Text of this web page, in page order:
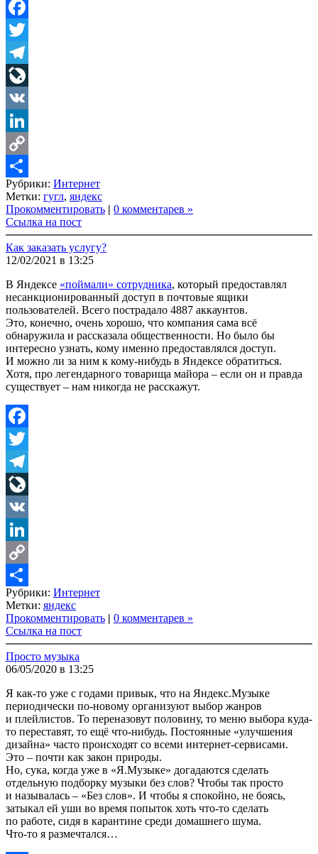
Facebook
Twitter
Telegram
LiveJournal
VK
LinkedIn
Copy
Link
Share
Рубрики: Интернет
Метки: гугл, яндекс
Прокомментировать | 0 комментарев »
Ссылка на пост
Как заказать услугу?
12/02/2021 в 13:25
В Яндексе «поймали» сотрудника, который предоставлял
несанкционированный доступ в почтовые ящики
пользователей. Всего пострадало 4887 аккаунтов.
Это, конечно, очень хорошо, что компания сама всё
обнаружила и рассказала общественности. Но было бы
интересно узнать, кому именно предоставлялся доступ.
И можно ли за ним к кому-нибудь в Яндексе обратиться.
Хотя, про легендарного товарища майора – если он и правда
существует – нам никогда не расскажут.
Facebook
Twitter
Telegram
LiveJournal
VK
LinkedIn
Copy
Link
Share
Рубрики: Интернет
Метки: яндекс
Прокомментировать | 0 комментарев »
Ссылка на пост
Просто музыка
06/05/2020 в 13:25
Я как-то уже с годами привык, что на Яндекс.Музыке
периодически по-новому организуют выбор жанров
и плейлистов. То переназовут половину, то меню выбора куда-
то переставят, то ещё что-нибудь. Постоянные «улучшения
дизайна» часто происходят со всеми интернет-сервисами.
Это – почти как закон природы.
Но, сука, когда уже в «Я.Музыке» догадаются сделать
отдельную подборку музыки без слов? Чтобы так просто
и называлась – «Без слов». И чтобы я спокойно, не боясь,
затыкал ей уши во время попыток хоть что-то сделать
по работе, сидя в карантине среди домашнего шума.
Что-то я размечтался…